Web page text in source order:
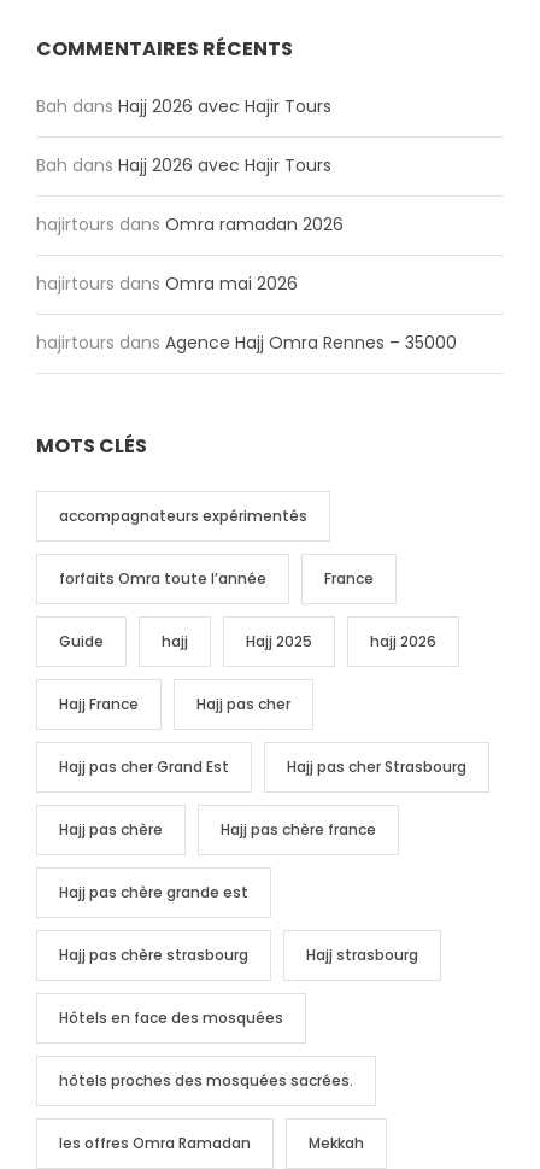
COMMENTAIRES RÉCENTS
Bah dans Hajj 2026 avec Hajir Tours
Bah dans Hajj 2026 avec Hajir Tours
hajirtours dans Omra ramadan 2026
hajirtours dans Omra mai 2026
hajirtours dans Agence Hajj Omra Rennes – 35000
MOTS CLÉS
accompagnateurs expérimentés
forfaits Omra toute l’année France
Guide hajj Hajj 2025 hajj 2026
Hajj France Hajj pas cher
Hajj pas cher Grand Est Hajj pas cher Strasbourg
Hajj pas chère Hajj pas chère france
Hajj pas chère grande est
Hajj pas chère strasbourg Hajj strasbourg
Hôtels en face des mosquées
hôtels proches des mosquées sacrées.
les offres Omra Ramadan Mekkah